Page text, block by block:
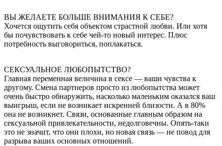
ВЫ ЖЕЛАЕТЕ БОЛЬШЕ ВНИМАНИЯ К СЕБЕ?
Хочется ощутить себя объектом страстной любви. Или хотя
бы почувствовать к себе чей-то новый интерес. Плюс
потребность выговориться, поплакаться.
СЕКСУАЛЬНОЕ ЛЮБОПЫТСТВО?
Главная переменная величина в сексе — ваши чувства к
другому. Смена партнеров просто из любопытства может
очень быстро обнаружить, насколько маленьким оказался ваш
выигрыш, если не возникает искренней близости. А в 80%
она не возникнет. Связи, основанные главным образом на
сексуальной привлекательности, недолговечны. Опять-таки
это не значит, что они плохи, но новая связь — не повод для
разрыва ваших основных отношений.